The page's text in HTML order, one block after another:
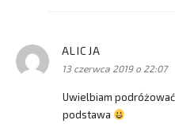
ALICJA
13 czerwca 2019 o 22:07
Uwielbiam
podstawa